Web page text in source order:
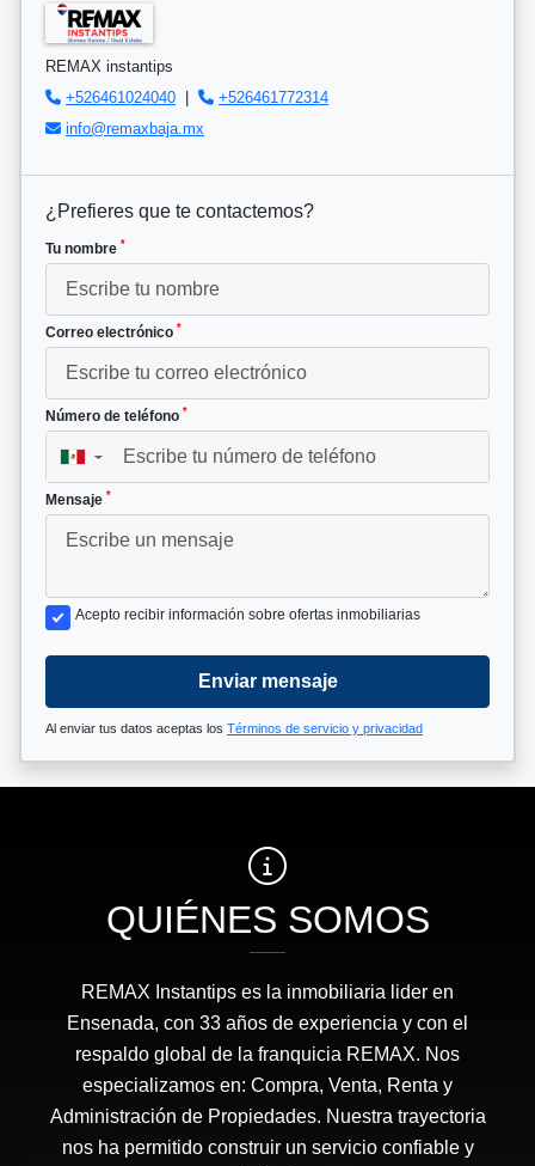
REMAX instantips
+526461024040 |
+526461772314
info@remaxbaja.mx
¿Prefieres que te contactemos?
Tu nombre *
Correo electrónico *
Número de teléfono *
▼
Mensaje *
Acepto recibir información sobre ofertas inmobiliarias
Enviar mensaje
Al enviar tus datos aceptas los Términos de servicio y privacidad
QUIÉNES SOMOS
REMAX Instantips es la inmobiliaria lider en
Ensenada, con 33 años de experiencia y con el
respaldo global de la franquicia REMAX. Nos
especializamos en: Compra, Venta, Renta y
Administración de Propiedades. Nuestra trayectoria
nos ha permitido construir un servicio confiable y